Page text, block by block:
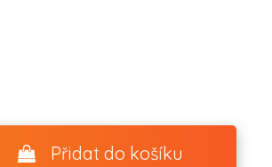
Přidat do košíku